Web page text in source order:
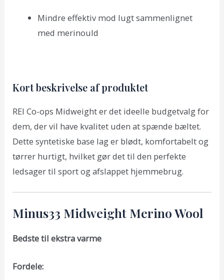
Mindre effektiv mod lugt sammenlignet
med merinould
Kort beskrivelse af produktet
REI Co-ops Midweight er det ideelle budgetvalg for
dem, der vil have kvalitet uden at spænde bæltet.
Dette syntetiske base lag er blødt, komfortabelt og
tørrer hurtigt, hvilket gør det til den perfekte
ledsager til sport og afslappet hjemmebrug.
Minus33 Midweight Merino Wool
Bedste til ekstra varme
Fordele: